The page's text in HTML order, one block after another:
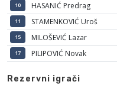
10 HASANIĆ Predrag
11 STAMENKOVIĆ Uroš
15 MILOŠEVIĆ Lazar
17 PILIPOVIĆ Novak
Rezervni igrači